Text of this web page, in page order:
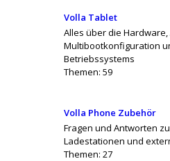
Volla Tablet
Alles über die
Multibootkonfiguration
Betriebssystems
Themen: 59
Volla Phone Zubehör
Fragen und Antworten
Ladestationen und
Themen: 27